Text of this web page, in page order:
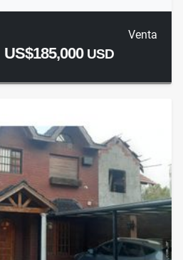
Venta
US$185,000 USD